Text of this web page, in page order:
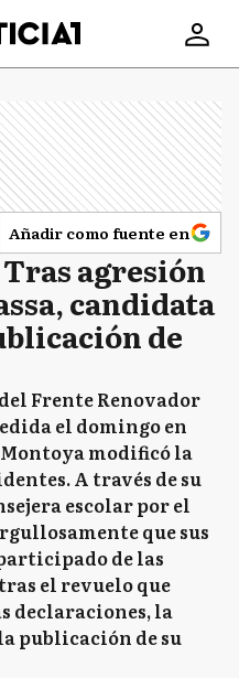
Añadir como fuente en
Tras agresión
candidata
de
Frente Renovador
el domingo en
modificó la
A través de su
escolar por el
que sus
de las
el revuelo que
declaraciones, la
publicación de su